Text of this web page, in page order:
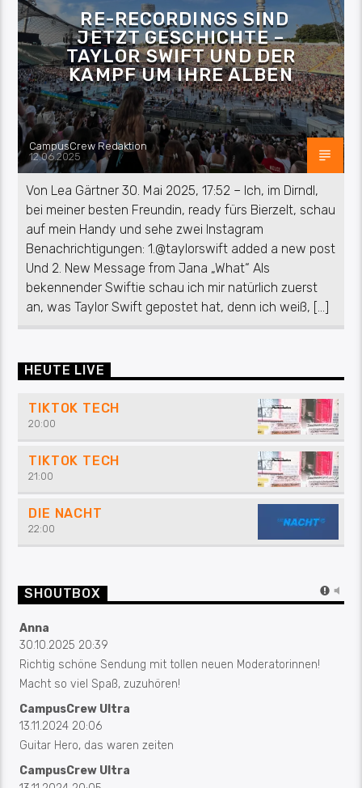
RE-RECORDINGS SIND
JETZT GESCHICHTE –
TAYLOR SWIFT UND DER
KAMPF UM IHRE ALBEN
CampusCrew Redaktion
12.06.2025
Von Lea Gärtner 30. Mai 2025, 17:52 – Ich, im Dirndl,
bei meiner besten Freundin, ready fürs Bierzelt, schau
auf mein Handy und sehe zwei Instagram
Benachrichtigungen: 1.@taylorswift added a new post
Und 2. New Message from Jana „What“ Als
bekennender Swiftie schau ich mir natürlich zuerst
an, was Taylor Swift gepostet hat, denn ich weiß, […]
HEUTE LIVE
TIKTOK TECH
20:00
TIKTOK TECH
21:00
DIE NACHT
22:00
SHOUTBOX
Anna
30.10.2025 20:39
Richtig schöne Sendung mit tollen neuen Moderatorinnen!
Macht so viel Spaß, zuzuhören!
CampusCrew Ultra
13.11.2024 20:06
Guitar Hero, das waren zeiten
CampusCrew Ultra